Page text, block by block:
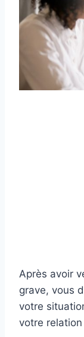
Après avoir
grave, vous
votre
votre